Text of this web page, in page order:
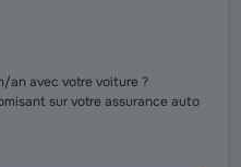
an avec votre voiture ?
sur votre assurance auto